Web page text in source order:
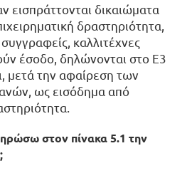
εισπράττονται δικαιώματα
δραστηριότητα,
καλλιτέχνες
έσοδο, δηλώνονται στο Ε3
μετά την αφαίρεση των
ως εισόδημα από
στον πίνακα 5.1 την